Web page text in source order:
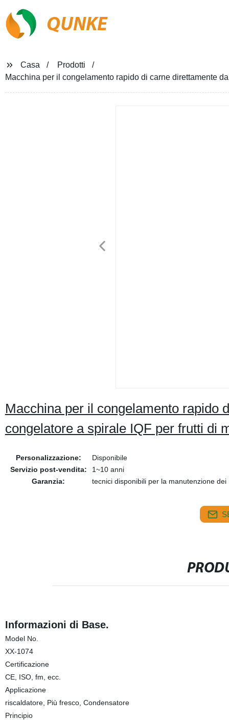
QUNKE
Casa
Prodotti
Macchina per il congelamento rapido di carne direttamente
Macchina per il congelamento rapido
congelatore a spirale IQF per frutti di
Personalizzazione:
Disponibile
Servizio post-vendita:
1~10 anni
Garanzia:
tecnici disponibili per la manutenzione dei
Informazioni di Base.
Model No.
XX-1074
Certificazione
CE, ISO, fm, ecc.
Applicazione
riscaldatore, Più fresco, Condensatore
Principio